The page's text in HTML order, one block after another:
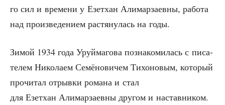
го сил и вре­ме­ни у Езет­хан Али­мар­за­ев­ны, рабо­та
над про­из­ве­де­ни­ем рас­тя­ну­лась на годы.
Зимой 1934 года Уруй­ма­го­ва позна­ко­ми­лась с писа­
те­лем Нико­ла­ем Семё­но­ви­чем Тихо­но­вым, кото­рый
про­чи­тал отрыв­ки рома­на и стал
для Езет­хан Али­мар­за­ев­ны дру­гом и настав­ни­ком.